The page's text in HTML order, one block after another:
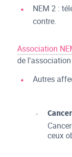
NEM 2 :
contre.
Association
de
Autres
ceux